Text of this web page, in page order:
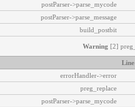
postParser->parse_mycode
postParser->parse_message
build_postbit
Warning [2]
Line
errorHandler->error
preg_replace
postParser->parse_mycode